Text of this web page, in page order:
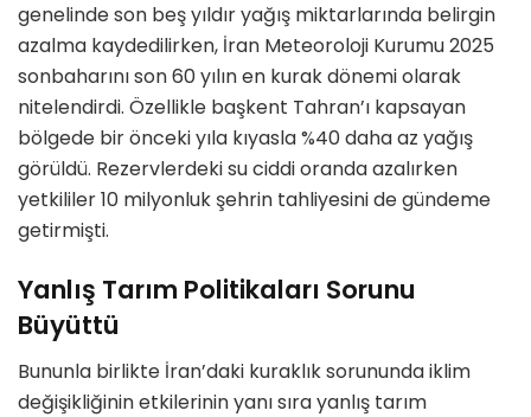
genelinde son beş yıldır yağış miktarlarında belirgin
azalma kaydedilirken, İran Meteoroloji Kurumu 2025
sonbaharını son 60 yılın en kurak dönemi olarak
nitelendirdi. Özellikle başkent Tahran’ı kapsayan
bölgede bir önceki yıla kıyasla %40 daha az yağış
görüldü. Rezervlerdeki su ciddi oranda azalırken
yetkililer 10 milyonluk şehrin tahliyesini de gündeme
getirmişti.
Yanlış Tarım Politikaları Sorunu
Büyüttü
Bununla birlikte İran’daki kuraklık sorununda iklim
değişikliğinin etkilerinin yanı sıra yanlış tarım